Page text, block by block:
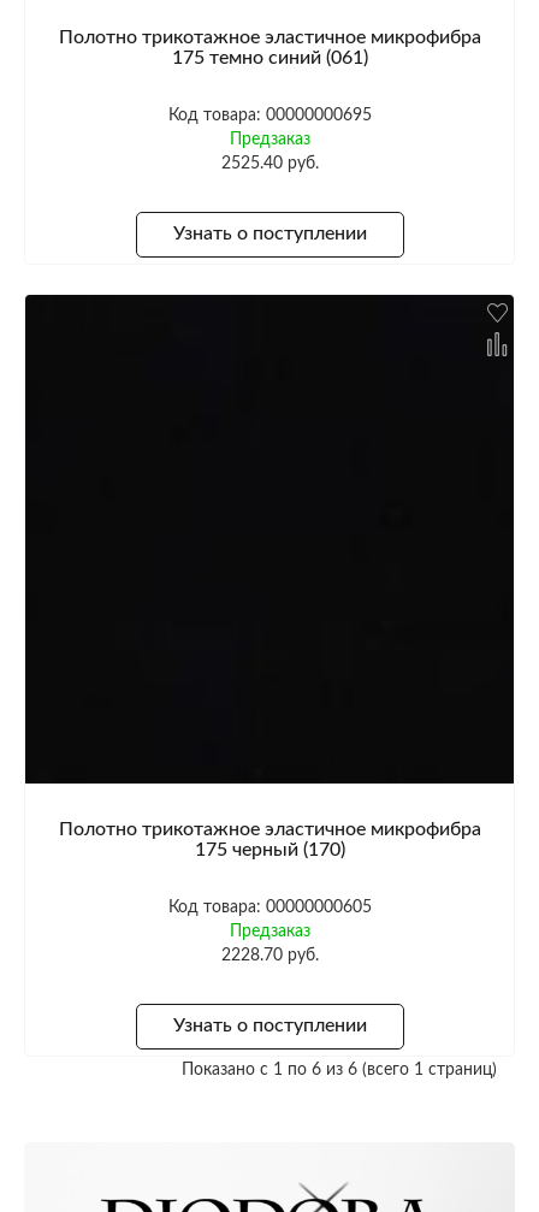
Полотно трикотажное эластичное микрофибра
175 темно синий (061)
Код товара: 00000000695
Предзаказ
2525.40 руб.
Узнать о поступлении
Полотно трикотажное эластичное микрофибра
175 черный (170)
Код товара: 00000000605
Предзаказ
2228.70 руб.
Узнать о поступлении
Показано с 1 по 6 из 6 (всего 1 страниц)